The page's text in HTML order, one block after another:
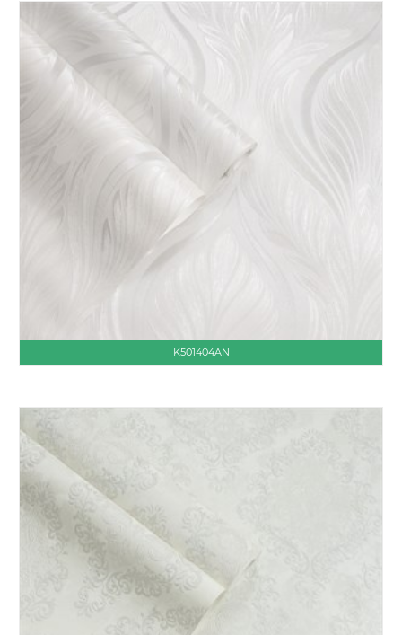
K501404AN